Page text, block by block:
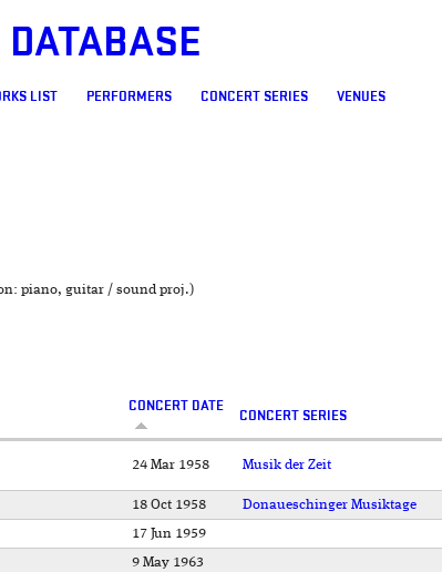
LIST PERFORMERS CONCERT SERIES VENUES
piano, guitar / sound proj.)
CONCERT DATE
CONCERT SERIES
24 Mar 1958 Musik der Zeit
18 Oct 1958 Donaueschinger Musiktage
17 Jun 1959
9 May 1963